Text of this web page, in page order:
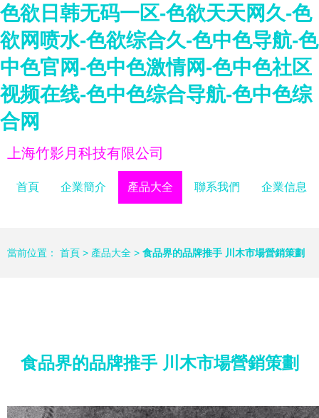
色欲日韩无码一区-色欲天天网久-色
欲网喷水-色欲综合久-色中色导航-色
中色官网-色中色激情网-色中色社区
视频在线-色中色综合导航-色中色综
合网
上海竹影月科技有限公司
首頁 企業簡介 產品大全 聯系我們 企業信息
當前位置： 首頁 > 產品大全 > 食品界的品牌推手 川木市場營銷策劃
食品界的品牌推手 川木市場營銷策劃